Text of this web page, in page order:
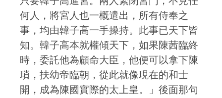
何人，將宮人也一概遣出，所有侍奉之
事，均由韓子高一手操持。此事已天下皆
知。韓子高本就權傾天下，如果陳茜臨終
時，委託他為顧命大臣，他便可以拿下陳
瑣，扶幼帝臨朝，從此就像現在的和士
開，成為陳國實際的太上皇。」後面那句